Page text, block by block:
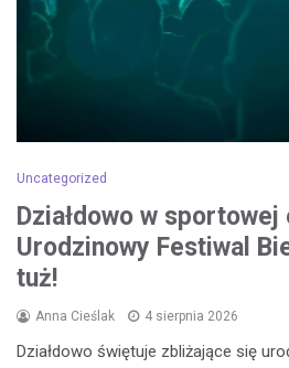
Uncategorized
Działdowo w
Urodzinowy Festiwal
tuż!
Anna Cieślak 4 sierpnia 2026
Działdowo świętuje zbliżające się